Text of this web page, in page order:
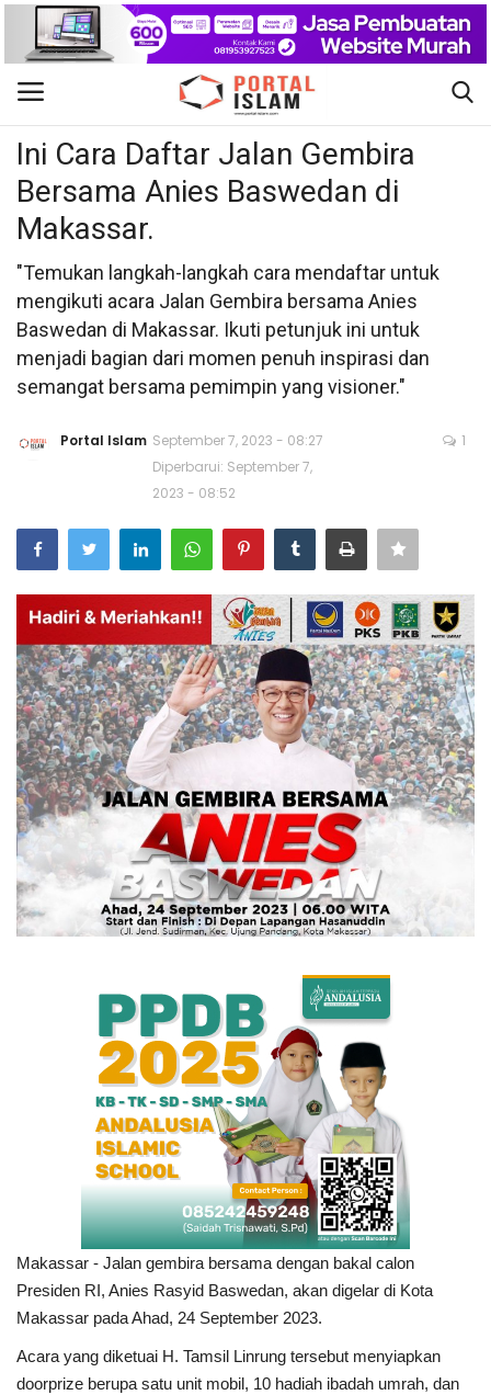
Gabung Daftar
Beranda
Berita Islam
Nasional
Bisnis
Al-Qur'an Online
Lifestyle
Olahraga
Catatan Tarbiyah
Kesehatan
Teknologi
Ini Cara Daftar Jalan Gembira
Bersama Anies Baswedan di
Makassar.
"Temukan langkah-langkah cara mendaftar untuk
mengikuti acara Jalan Gembira bersama Anies
Baswedan di Makassar. Ikuti petunjuk ini untuk
menjadi bagian dari momen penuh inspirasi dan
semangat bersama pemimpin yang visioner."
Portal Islam September 7, 2023 - 08:27
Diperbarui: September 7,
2023 - 08:52
1
Makassar - Jalan gembira bersama dengan bakal calon
Presiden RI, Anies Rasyid Baswedan, akan digelar di Kota
Makassar pada Ahad, 24 September 2023.
Acara yang diketuai H. Tamsil Linrung tersebut menyiapkan
doorprize berupa satu unit mobil, 10 hadiah ibadah umrah, dan